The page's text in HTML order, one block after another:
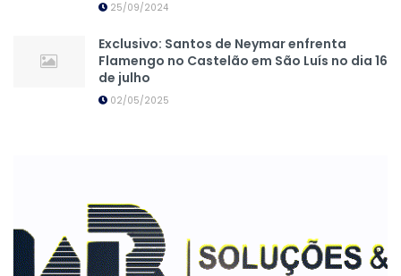
25/09/2024
Exclusivo: Santos de Neymar enfrenta
Flamengo no Castelão em São Luís no dia 16
de julho
02/05/2025